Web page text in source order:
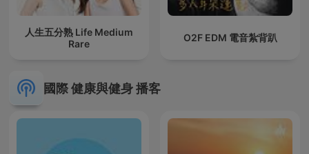
人生五分熟 Life Medium
Rare
O2F EDM 電音紮背趴
國際 健康與健身 播客